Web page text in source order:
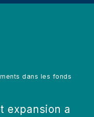
dans les fonds
expansion a